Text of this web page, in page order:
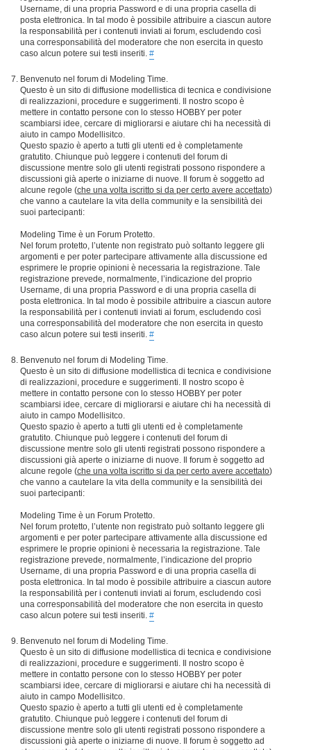
Username, di una propria Password e di una propria casella di
posta elettronica. In tal modo è possibile attribuire a ciascun autore
la responsabilità per i contenuti inviati ai forum, escludendo così
una corresponsabilità del moderatore che non esercita in questo
caso alcun potere sui testi inseriti. #
Benvenuto nel forum di Modeling Time.
Questo è un sito di diffusione modellistica di tecnica e condivisione
di realizzazioni, procedure e suggerimenti. Il nostro scopo è
mettere in contatto persone con lo stesso HOBBY per poter
scambiarsi idee, cercare di migliorarsi e aiutare chi ha necessità di
aiuto in campo Modellisitco.
Questo spazio è aperto a tutti gli utenti ed è completamente
gratutito. Chiunque può leggere i contenuti del forum di
discussione mentre solo gli utenti registrati possono rispondere a
discussioni già aperte o iniziarne di nuove. Il forum è soggetto ad
alcune regole (che una volta iscritto si da per certo avere accettato)
che vanno a cautelare la vita della community e la sensibilità dei
suoi partecipanti:
Modeling Time è un Forum Protetto.
Nel forum protetto, l’utente non registrato può soltanto leggere gli
argomenti e per poter partecipare attivamente alla discussione ed
esprimere le proprie opinioni è necessaria la registrazione. Tale
registrazione prevede, normalmente, l’indicazione del proprio
Username, di una propria Password e di una propria casella di
posta elettronica. In tal modo è possibile attribuire a ciascun autore
la responsabilità per i contenuti inviati ai forum, escludendo così
una corresponsabilità del moderatore che non esercita in questo
caso alcun potere sui testi inseriti. #
Benvenuto nel forum di Modeling Time.
Questo è un sito di diffusione modellistica di tecnica e condivisione
di realizzazioni, procedure e suggerimenti. Il nostro scopo è
mettere in contatto persone con lo stesso HOBBY per poter
scambiarsi idee, cercare di migliorarsi e aiutare chi ha necessità di
aiuto in campo Modellisitco.
Questo spazio è aperto a tutti gli utenti ed è completamente
gratutito. Chiunque può leggere i contenuti del forum di
discussione mentre solo gli utenti registrati possono rispondere a
discussioni già aperte o iniziarne di nuove. Il forum è soggetto ad
alcune regole (che una volta iscritto si da per certo avere accettato)
che vanno a cautelare la vita della community e la sensibilità dei
suoi partecipanti:
Modeling Time è un Forum Protetto.
Nel forum protetto, l’utente non registrato può soltanto leggere gli
argomenti e per poter partecipare attivamente alla discussione ed
esprimere le proprie opinioni è necessaria la registrazione. Tale
registrazione prevede, normalmente, l’indicazione del proprio
Username, di una propria Password e di una propria casella di
posta elettronica. In tal modo è possibile attribuire a ciascun autore
la responsabilità per i contenuti inviati ai forum, escludendo così
una corresponsabilità del moderatore che non esercita in questo
caso alcun potere sui testi inseriti. #
Benvenuto nel forum di Modeling Time.
Questo è un sito di diffusione modellistica di tecnica e condivisione
di realizzazioni, procedure e suggerimenti. Il nostro scopo è
mettere in contatto persone con lo stesso HOBBY per poter
scambiarsi idee, cercare di migliorarsi e aiutare chi ha necessità di
aiuto in campo Modellisitco.
Questo spazio è aperto a tutti gli utenti ed è completamente
gratutito. Chiunque può leggere i contenuti del forum di
discussione mentre solo gli utenti registrati possono rispondere a
discussioni già aperte o iniziarne di nuove. Il forum è soggetto ad